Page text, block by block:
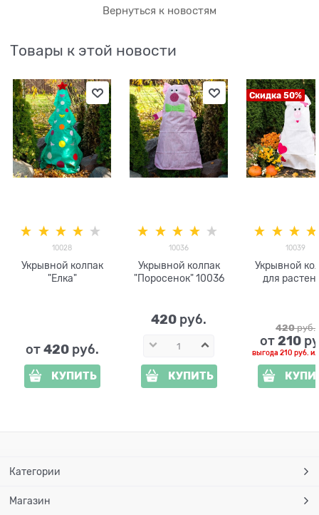
Вернуться к новостям
Товары к этой новости
10028
Укрывной колпак
"Елка"
от 420 руб.
КУПИТЬ
10036
Укрывной колпак
"Поросенок" 10036
420 руб.
КУПИТЬ
Скидка 50%
10039
Укрывной
для
420 руб.
от 210
выгода 210 руб.
Категории
Магазин